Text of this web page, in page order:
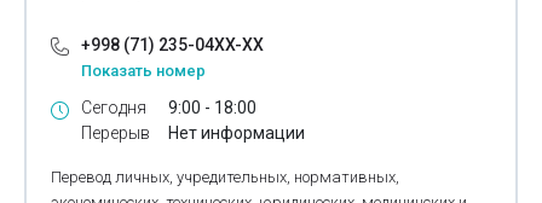
+998 (71) 235-04XX-XX
Показать номер
Сегодня
Перерыв
9:00 - 18:00
Нет информации
Перевод личных, учредительных, нормативных,